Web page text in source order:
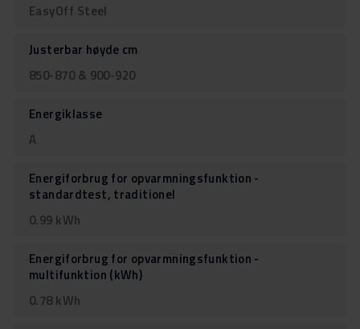
EasyOff Steel
Justerbar høyde cm
850-870 & 900-920
Energiklasse
A
Energiforbrug for opvarmningsfunktion -
standardtest, traditionel
0.99 kWh
Energiforbrug for opvarmningsfunktion -
multifunktion (kWh)
0.78 kWh